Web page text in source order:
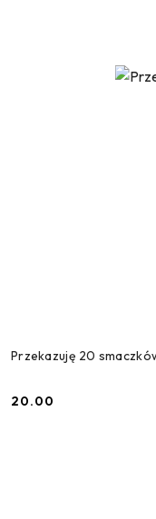
Przekazuję 20
Cena:
20.00